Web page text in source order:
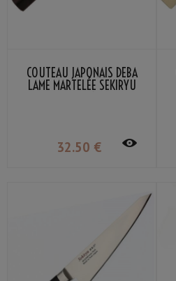
COUTEAU JAPONAIS DEBA
LAME MARTELÉE SEKIRYU
32.50 €